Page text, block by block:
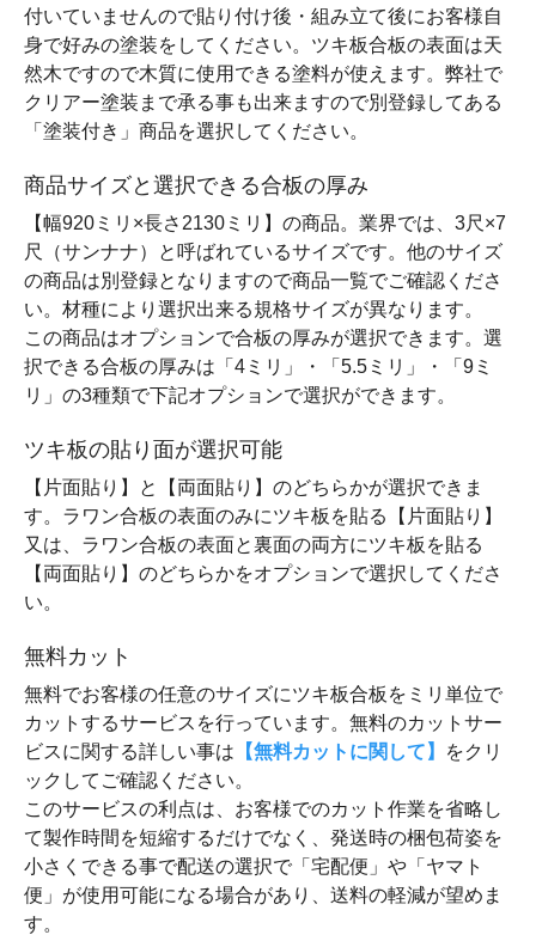
付いていませんので貼り付け後・組み立て後にお客様自
身で好みの塗装をしてください。ツキ板合板の表面は天
然木ですので木質に使用できる塗料が使えます。弊社で
クリアー塗装まで承る事も出来ますので別登録してある
「塗装付き」商品を選択してください。
商品サイズと選択できる合板の厚み
【幅920ミリ×長さ2130ミリ】の商品。業界では、3尺×7
尺（サンナナ）と呼ばれているサイズです。他のサイズ
の商品は別登録となりますので商品一覧でご確認くださ
い。材種により選択出来る規格サイズが異なります。
この商品はオプションで合板の厚みが選択できます。選
択できる合板の厚みは「4ミリ」・「5.5ミリ」・「9ミ
リ」の3種類で下記オプションで選択ができます。
ツキ板の貼り面が選択可能
【片面貼り】と【両面貼り】のどちらかが選択できま
す。ラワン合板の表面のみにツキ板を貼る【片面貼り】
又は、ラワン合板の表面と裏面の両方にツキ板を貼る
【両面貼り】のどちらかをオプションで選択してくださ
い。
無料カット
無料でお客様の任意のサイズにツキ板合板をミリ単位で
カットするサービスを行っています。無料のカットサー
ビスに関する詳しい事は 【無料カットに関して】
をクリ
ックしてご確認ください。
このサービスの利点は、お客様でのカット作業を省略し
て製作時間を短縮するだけでなく、発送時の梱包荷姿を
小さくできる事で配送の選択で「宅配便」や「ヤマト
便」が使用可能になる場合があり、送料の軽減が望めま
す。